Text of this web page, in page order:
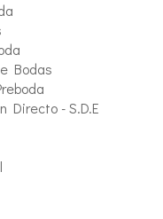
Bodas
Directo - S.D.E